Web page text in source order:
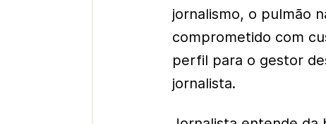
jornalismo, o pulmão
comprometido com
perfil para o gestor
jornalista.